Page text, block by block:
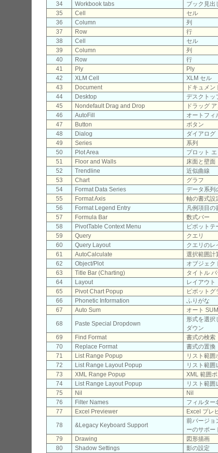
34
Workbook tabs
ブック見出
35
Cell
セル
36
Column
列
37
Row
行
38
Cell
セル
39
Column
列
40
Row
行
41
Ply
Ply
42
XLM Cell
XLM セル
43
Document
ドキュメン
44
Desktop
デスクトッ
45
Nondefault Drag and Drop
ドラッグ
46
AutoFill
オートフィ
47
Button
ボタン
48
Dialog
ダイアログ
49
Series
系列
50
Plot Area
プロット
51
Floor and Walls
床面と壁面
52
Trendline
近似曲線
53
Chart
グラフ
54
Format Data Series
データ系列
55
Format Axis
軸の書式設
56
Format Legend Entry
凡例項目の
57
Formula Bar
数式バー
58
PivotTable Context Menu
ピボットテ
59
Query
クエリ
60
Query Layout
クエリのレ
61
AutoCalculate
選択範囲計
62
Object/Plot
オブジェク
63
Title Bar (Charting)
タイトル
64
Layout
レイアウト
65
Pivot Chart Popup
ピボットグ
66
Phonetic Information
ふりがな
67
Auto Sum
オート SUM
68
Paste Special Dropdown
形式を選択
ダウン
69
Find Format
書式の検索
70
Replace Format
書式の置換
71
List Range Popup
リスト範囲
72
List Range Layout Popup
リスト範
73
XML Range Popup
XML 範囲
74
List Range Layout Popup
リスト範
75
Nil
Nil
76
Filter Names
フィルター
77
Excel Previewer
Excel プレ
78
&Legacy Keyboard Support
前バージョ
ーのサポー
79
Drawing
図形描画
80
Shadow Settings
影の設定